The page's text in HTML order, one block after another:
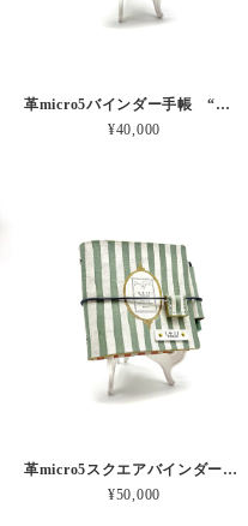
革micro5バインダー手帳 “ブルーベリー・レモンシェイク 昼下がりのお茶会” 本革
¥40,000
革micro5スクエアバインダー手帳 “ メロン・イチゴシェイク 昼下がりのお茶会” 本革
¥50,000